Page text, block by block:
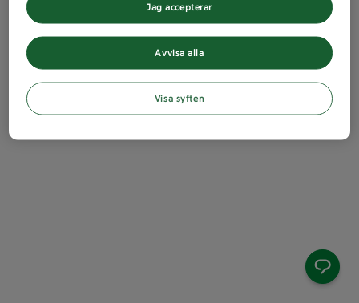
Avvisa alla
Jag accepterar
Visa syften